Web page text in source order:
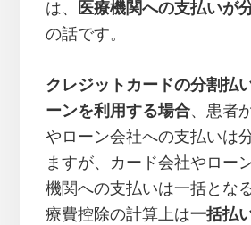
は、
医療機関への支払いが
の話です。
クレジットカードの分割払
ーンを利用する場合、患者
やローン会社への支払いは
ますが、カード会社やロー
機関への支払いは一括とな
療費控除の計算上は一括払